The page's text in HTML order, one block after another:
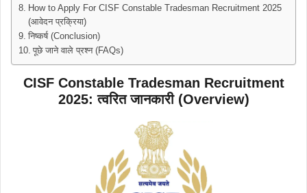
How to Apply For CISF Constable Tradesman Recruitment 2025
(आवेदन प्रक्रिया)
निष्कर्ष (Conclusion)
पूछे जाने वाले प्रश्न (FAQs)
CISF Constable Tradesman Recruitment
2025: त्वरित जानकारी (Overview)